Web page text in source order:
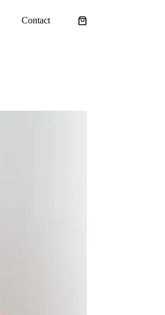
Contact
Shopping